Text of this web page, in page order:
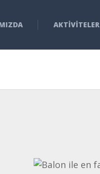
AKTIVITELER